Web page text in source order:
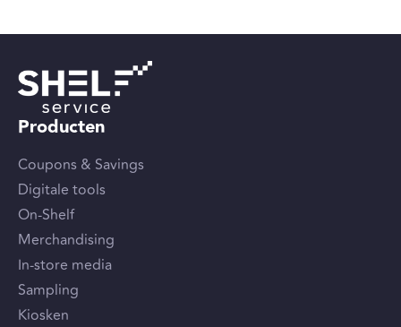
Producten
Coupons & Savings
Digitale tools
On-Shelf
Merchandising
In-store media
Sampling
Kiosken